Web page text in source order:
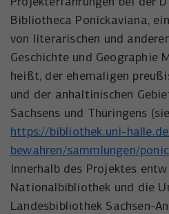
Bibliotheca Ponickaviana,
von literarischen und
Geschichte und Geographie
heißt, der ehemaligen
und der anhaltinischen
Sachsens und Thüringens
https://bibliothek.uni-
bewahren/sammlungen/
Innerhalb des Projektes
Nationalbibliothek und die
Landesbibliothek Sachsen-